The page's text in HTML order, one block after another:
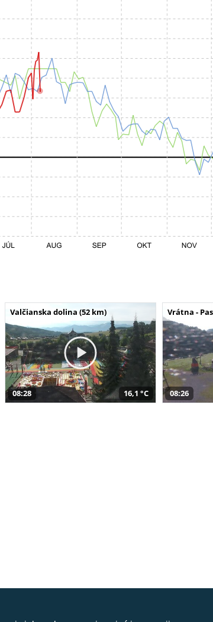
Valčianska dolina (52 km)
08:28 16,1 °C
Vrátna -
08:26